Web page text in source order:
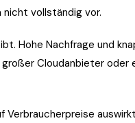
vollständig vor.
Hohe Nachfrage und
Cloudanbieter oder